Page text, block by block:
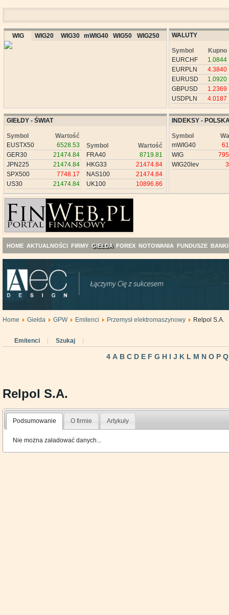
WIG WIG20 WIG30 mWIG40 WIG50 WIG250 WALUTY
Symbol
Kupno
EURCHF
1.0844
EURPLN
4.3840
EURUSD
1.0920
GBPUSD
1.2369
USDPLN
4.0187
GIEŁDY - ŚWIAT
Symbol
Wartość
EUSTX50
6528.53
GER30
21474.84
JPN225
21474.84
SPX500
7748.17
US30
21474.84
Symbol
Wartość
FRA40
8719.81
HKG33
21474.84
NAS100
21474.84
UK100
10896.86
INDEKSY -
Symbol
mWIG40
WIG
WIG20lev
HOME AKTUALNOŚCI FIRMY GIEŁDA FOREX NOTOWANIA FUNDUSZE BANKI
Home Giełda GPW Emitenci Przemysł elektromaszynowy Relpol S.A.
Emitenci Szukaj
4 A B C D E F G H I J K L M N O P Q
Relpol S.A.
Podsumowanie O firmie Artykuły
Nie można załadować danych...